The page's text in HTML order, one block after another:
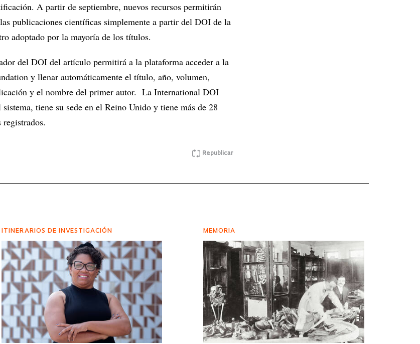
A partir de septiembre, nuevos recursos permitirán
publicaciones científicas simplemente a partir del DOI de la
adoptado por la mayoría de los títulos.
del DOI del artículo permitirá a la plataforma acceder a la
y llenar automáticamente el título, año, volumen,
y el nombre del primer autor. La International DOI
tiene su sede en el Reino Unido y tiene más de 28
Republicar